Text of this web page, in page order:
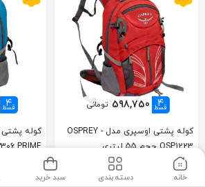
4
قسط 598,750 تومانی
کوله پشتی اوسپری مدل OSPREY -
OSP1223 حجم 55 لیتری
4
قسط
PRIME
خانه دسته بندی سبد خرید